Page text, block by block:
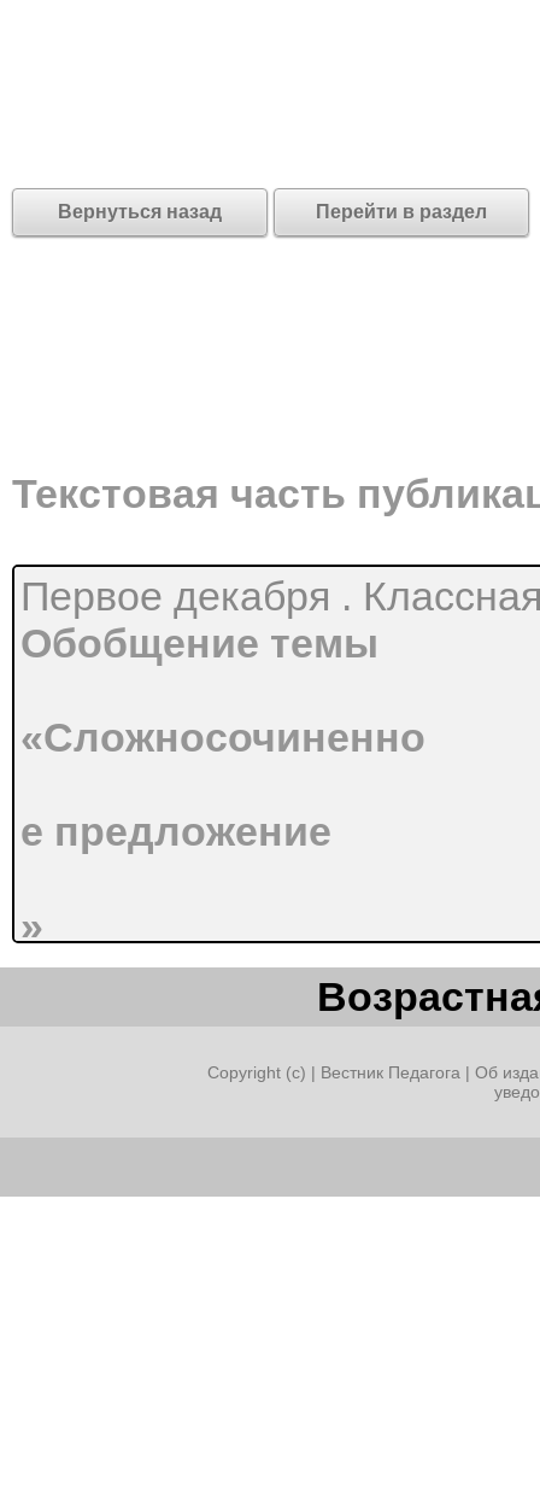
Вернуться назад Перейти в раздел
Текстовая часть
Первое декабря .
Обобщение темы
«Сложносочиненно
е предложение
»
великую
Copyright (c) | Вестник Педагога | Об